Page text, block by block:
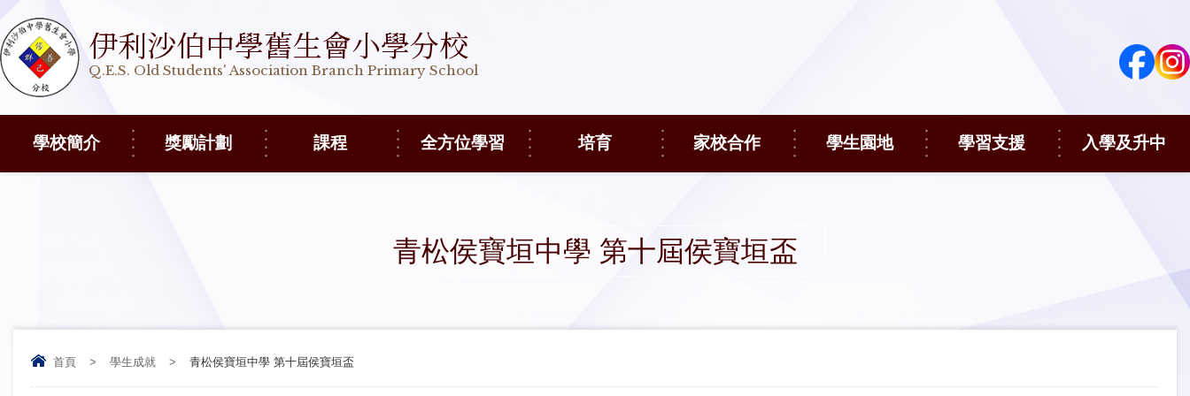
伊利沙伯中學舊生會小學分校
Q.E.S. Old Students' Association Branch Primary School
學校簡介 獎勵計劃 課程 全方位學習 培育 家校合作 學生園地 學習支援 入學及升中
青松侯寶垣中學 第十屆侯寶垣盃
首頁 > 學生成就 > 青松侯寶垣中學 第十屆侯寶垣盃